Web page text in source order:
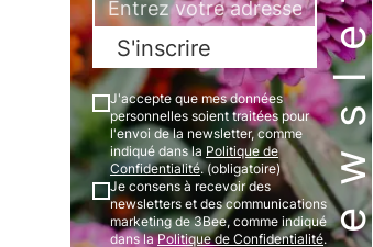
S'inscrire
J'accepte que mes données
personnelles soient traitées pour
l'envoi de la newsletter, comme
indiqué dans la Politique de
Confidentialité. (obligatoire)
Je consens à recevoir des
newsletters et des communications
marketing de 3Bee, comme indiqué
dans laPolitique de Confidentialité.